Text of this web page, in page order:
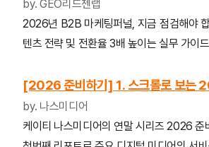
by.GEO리드젠랩
2026년 B2B 마케팅퍼널, 지금 점검해야
텐츠 전략 및 전환율 3배 높이는 실무 가이
[2026 준비하기] 1. 스크롤로 보는
by. 나스미디어
케이티 나스미디어의 연말 시리즈 2026 준